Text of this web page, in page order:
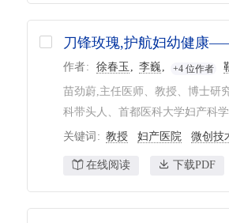
刀锋玫瑰,护航妇幼健康
作者 徐春玉 李巍 +4 位作者
苗劲蔚,主任医师、教授、博士研
科带头人、首都医科大学妇产科
关键词 教授 妇产医院 微创技
在线阅读 下载PDF